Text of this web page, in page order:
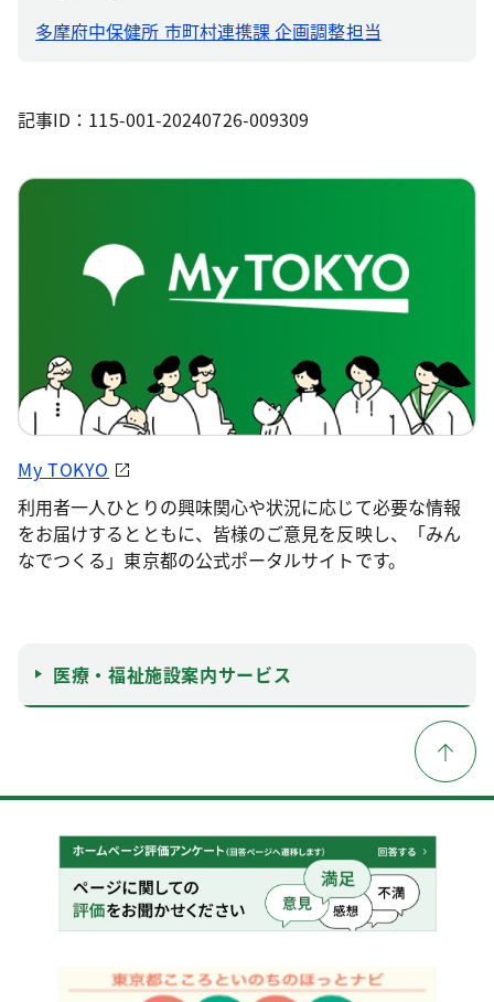
多摩府中保健所 市町村連携課 企画調整担当
記事ID：115-001-20240726-009309
My TOKYO
利用者一人ひとりの興味関心や状況に応じて必要な情報
をお届けするとともに、皆様のご意見を反映し、「みん
なでつくる」東京都の公式ポータルサイトです。
医療・福祉施設案内サービス